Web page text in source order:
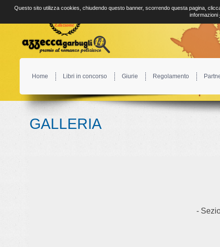
Home Libri in concorso Giurie Regolamento
GALLERIA
-
Questo sito utilizza cookies, chiudendo questo banner, scorrendo questa pagina,
informazioni